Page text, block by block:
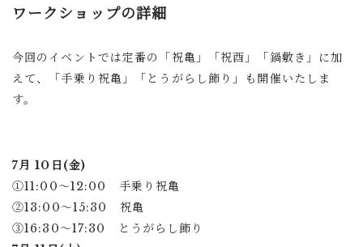
ワークショップの詳細
今回のイベントでは定番の「祝亀」「祝酉」「鍋敷き」に加
えて、「手乗り祝亀」「とうがらし飾り」も開催いたしま
す。
7月 10日(金)
①11:00〜12:00 手乗り祝亀
②13:00〜15:30 祝亀
③16:30～17:30 とうがらし飾り